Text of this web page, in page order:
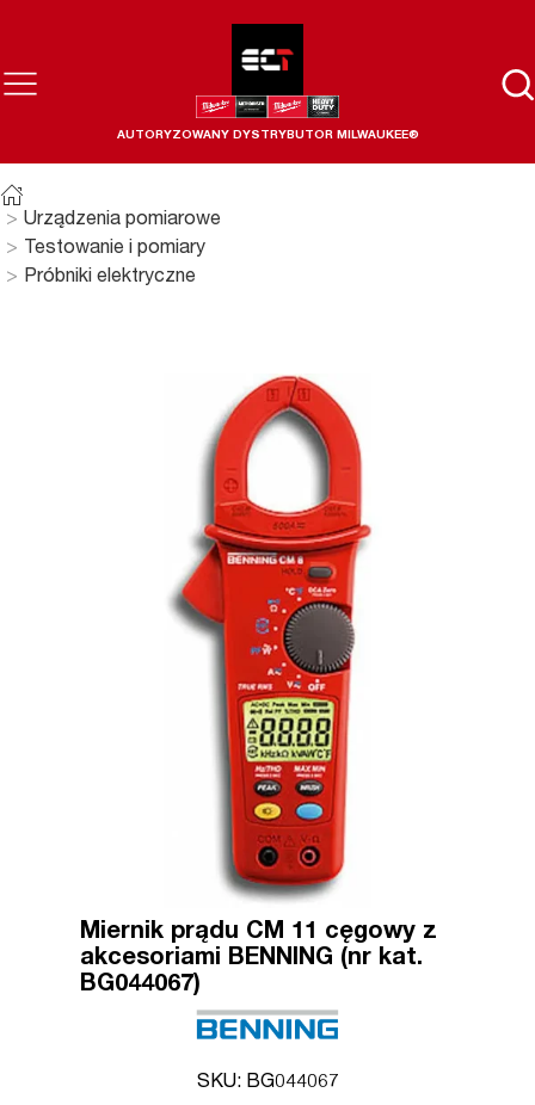
AUTORYZOWANY DYSTRYBUTOR MILWAUKEE®
Urządzenia pomiarowe
Testowanie i pomiary
Próbniki elektryczne
Miernik prądu CM 11 cęgowy z
akcesoriami BENNING (nr kat.
BG044067)
SKU: BG044067